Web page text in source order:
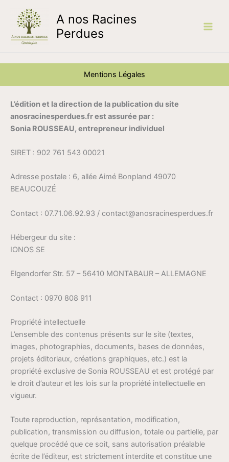
contenu
A nos Racines
Perdues
Mentions Légales
L’édition et la direction de la publication du site
anosracinesperdues.fr est assurée par :
Sonia ROUSSEAU, entrepreneur individuel
SIRET : 902 761 543 00021
Adresse postale : 6, allée Aimé Bonpland 49070
BEAUCOUZÉ
Contact : 07.71.06.92.93 / contact@anosracinesperdues.fr
Hébergeur du site :
IONOS SE
Elgendorfer Str. 57 – 56410 MONTABAUR – ALLEMAGNE
Contact : 0970 808 911
Propriété intellectuelle
L’ensemble des contenus présents sur le site (textes,
images, photographies, documents, bases de données,
projets éditoriaux, créations graphiques, etc.) est la
propriété exclusive de Sonia ROUSSEAU et est protégé par
le droit d’auteur et les lois sur la propriété intellectuelle en
vigueur.
Toute reproduction, représentation, modification,
publication, transmission ou diffusion, totale ou partielle, par
quelque procédé que ce soit, sans autorisation préalable
écrite de l’éditeur, est strictement interdite et constitue une